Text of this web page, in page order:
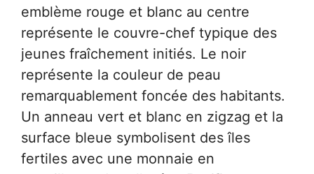
emblème rouge et blanc au centre
représente le couvre-chef typique des
jeunes fraîchement initiés. Le noir
représente la couleur de peau
remarquablement foncée des habitants.
Un anneau vert et blanc en zigzag et la
surface bleue symbolisent des îles
fertiles avec une monnaie en